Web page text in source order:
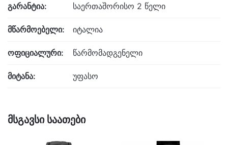
გარანტია: საერთაშორისო 2 წელი
მწარმოებელი: იტალია
ოფიციალური: წარმომადგენელი
მიტანა: უფასო
მსგავსი საათები